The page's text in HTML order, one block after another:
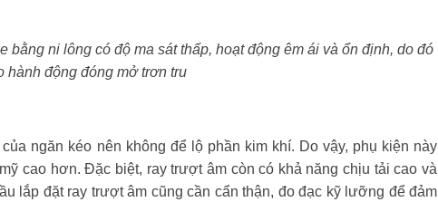
bằng ni lông có độ ma sát thấp, hoạt động êm ái và ổn định, do đó
hành động đóng mở trơn tru
ngăn kéo nên không để lộ phần kim khí. Do vậy, phụ kiện này
cao hơn. Đặc biệt, ray trượt âm còn có khả năng chịu tải cao và
lắp đặt ray trượt âm cũng cần cẩn thận, đo đạc kỹ lưỡng để đảm